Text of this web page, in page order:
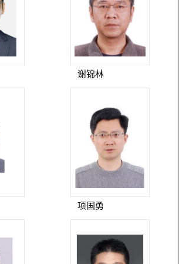
谢锦林
项国勇